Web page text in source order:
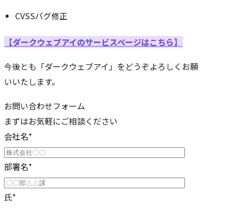
CVSSバグ修正
【ダークウェブアイのサービスページはこちら】
今後とも「ダークウェブアイ」をどうぞよろしくお願
いいたします。
お問い合わせフォーム
まずはお気軽にご相談ください
会社名*
部署名*
氏*